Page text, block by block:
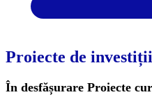
Proiecte de investiții
În desfășurare Proiecte